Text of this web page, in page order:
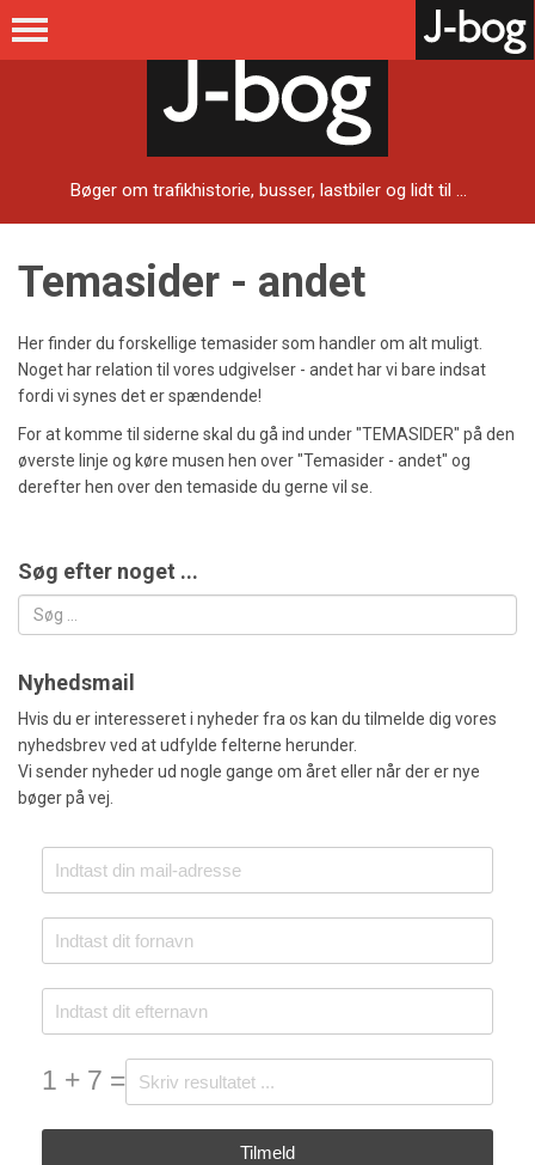
Bøger om trafikhistorie, busser, lastbiler og lidt til ...
Temasider - andet
Her finder du forskellige temasider som handler om alt muligt.
Noget har relation til vores udgivelser - andet har vi bare indsat
fordi vi synes det er spændende!
For at komme til siderne skal du gå ind under "TEMASIDER" på den
øverste linje og køre musen hen over "Temasider - andet" og
derefter hen over den temaside du gerne vil se.
Søg efter noget ...
Søg
Nyhedsmail
Hvis du er interesseret i nyheder fra os kan du tilmelde dig vores
nyhedsbrev ved at udfylde felterne herunder.
Vi sender nyheder ud nogle gange om året eller når der er nye
bøger på vej.
1 + 7 =
Tilmeld